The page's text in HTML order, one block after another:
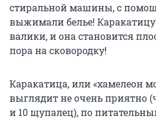
стиральной машины, с
выжимали белье!
валики, и она становится
пора на сковородку!
Каракатица, или «хамелеон
выглядит не очень приятно
и 10 щупалец), по